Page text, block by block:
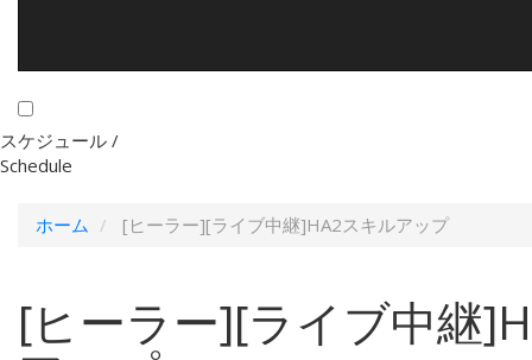
スケジュール /
Schedule
ホーム [ヒーラー][ライブ中継]HA2スキルアップ
[ヒーラー][ライブ中継